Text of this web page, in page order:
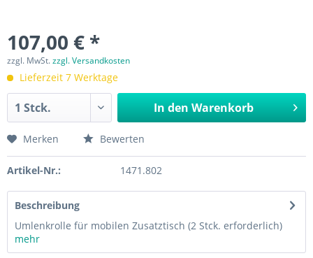
107,00 € *
zzgl. MwSt.zzgl. Versandkosten
Lieferzeit 7 Werktage
In den Warenkorb
Merken Bewerten
Artikel-Nr.: 1471.802
Beschreibung
Umlenkrolle für mobilen Zusatztisch (2 Stck. erforderlich)
mehr